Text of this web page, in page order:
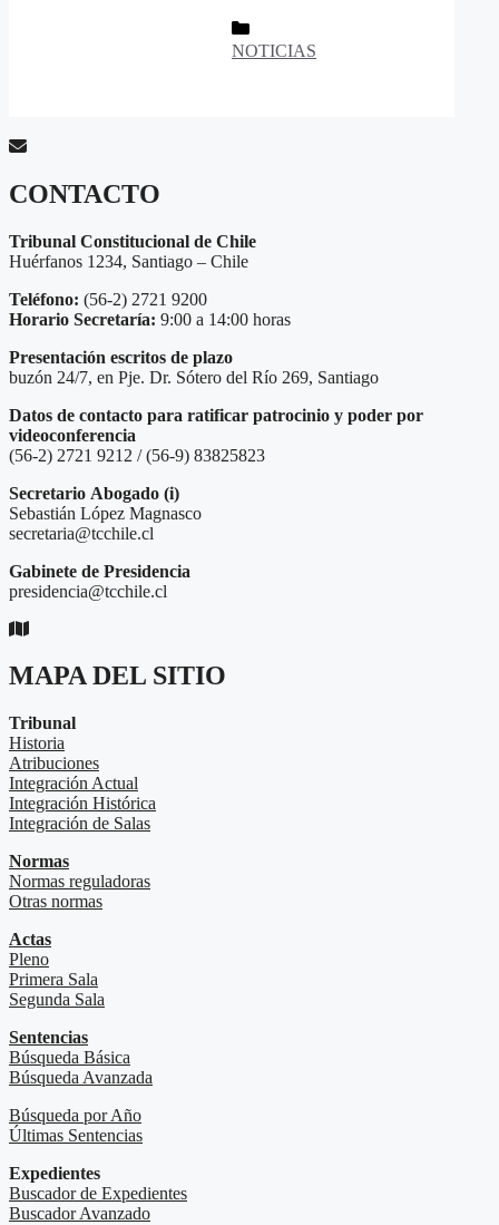
Categorías
NOTICIAS
CONTACTO
Tribunal Constitucional de Chile
Huérfanos 1234, Santiago – Chile
Teléfono: (56-2) 2721 9200
Horario Secretaría: 9:00 a 14:00 horas
Presentación escritos de plazo
buzón 24/7, en Pje. Dr. Sótero del Río 269, Santiago
Datos de contacto para ratificar patrocinio y poder por
videoconferencia
(56-2) 2721 9212 / (56-9) 83825823
Secretario Abogado (i)
Sebastián López Magnasco
secretaria@tcchile.cl
Gabinete de Presidencia
presidencia@tcchile.cl
MAPA DEL SITIO
Tribunal
Historia
Atribuciones
Integración Actual
Integración Histórica
Integración de Salas
Normas
Normas reguladoras
Otras normas
Actas
Pleno
Primera Sala
Segunda Sala
Sentencias
Búsqueda Básica
Búsqueda Avanzada
Búsqueda por Año
Últimas Sentencias
Expedientes
Buscador de Expedientes
Buscador Avanzado